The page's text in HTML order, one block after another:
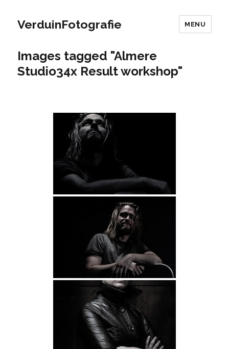
VerduinFotografie MENU
Images tagged "Almere
Studio34x Result workshop"